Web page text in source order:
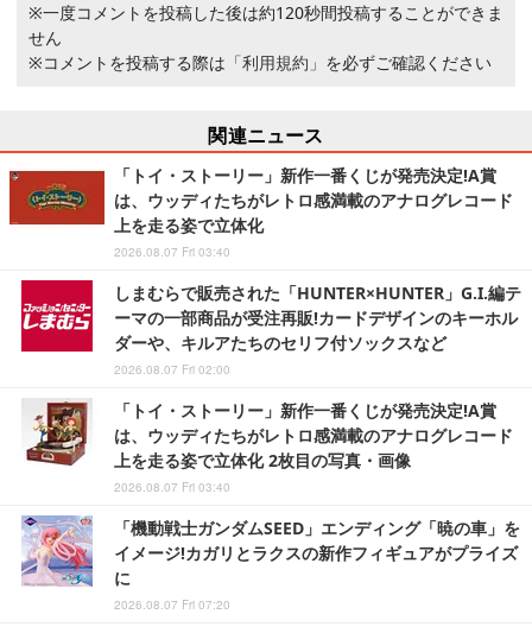
※一度コメントを投稿した後は約120秒間投稿することができま
せん
※コメントを投稿する際は 「利用規約」 を必ずご確認ください
関連ニュース
「トイ・ストーリー」新作一番くじが発売決定!A賞
は、ウッディたちがレトロ感満載のアナログレコード
上を走る姿で立体化
2026.08.07 Fri 03:40
しまむらで販売された「HUNTER×HUNTER」G.I.編テ
ーマの一部商品が受注再販!カードデザインのキーホル
ダーや、キルアたちのセリフ付ソックスなど
2026.08.07 Fri 02:00
「トイ・ストーリー」新作一番くじが発売決定!A賞
は、ウッディたちがレトロ感満載のアナログレコード
上を走る姿で立体化 2枚目の写真・画像
2026.08.07 Fri 03:40
「機動戦士ガンダムSEED」エンディング「暁の車」を
イメージ!カガリとラクスの新作フィギュアがプライズ
に
2026.08.07 Fri 07:20